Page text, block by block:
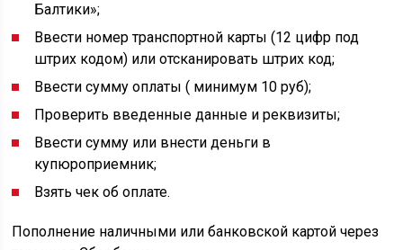
Балтики»;
Ввести номер транспортной карты (12 цифр под
штрих кодом) или отсканировать штрих код;
Ввести сумму оплаты ( минимум 10 руб);
Проверить введенные данные и реквизиты;
Ввести сумму или внести деньги в
купюроприемник;
Взять чек об оплате.
Пополнение наличными или банковской картой через